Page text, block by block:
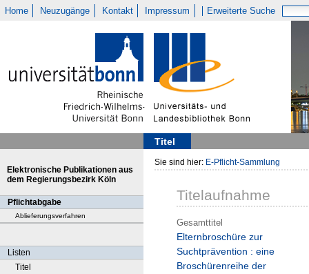
Home Neuzugänge Kontakt Impressum Erweiterte Suche
Titel
Elektronische Publikationen aus
dem Regierungsbezirk Köln
Pflichtabgabe
Ablieferungsverfahren
Listen
Titel
Sie sind hier: E-Pflicht-Sammlung
Titelaufnahme
Gesamttitel
Elternbroschüre zur
Suchtprävention : eine
Broschürenreihe der